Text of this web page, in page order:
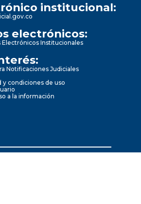
institucional:
electrónicos:
Institucionales
Notificaciones Judiciales
y condiciones de uso
a la información